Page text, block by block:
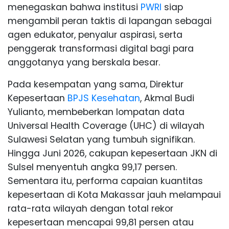
menegaskan bahwa institusi PWRI siap
mengambil peran taktis di lapangan sebagai
agen edukator, penyalur aspirasi, serta
penggerak transformasi digital bagi para
anggotanya yang berskala besar.
Pada kesempatan yang sama, Direktur
Kepesertaan BPJS Kesehatan, Akmal Budi
Yulianto, membeberkan lompatan data
Universal Health Coverage (UHC) di wilayah
Sulawesi Selatan yang tumbuh signifikan.
Hingga Juni 2026, cakupan kepesertaan JKN di
Sulsel menyentuh angka 99,17 persen.
Sementara itu, performa capaian kuantitas
kepesertaan di Kota Makassar jauh melampaui
rata-rata wilayah dengan total rekor
kepesertaan mencapai 99,81 persen atau